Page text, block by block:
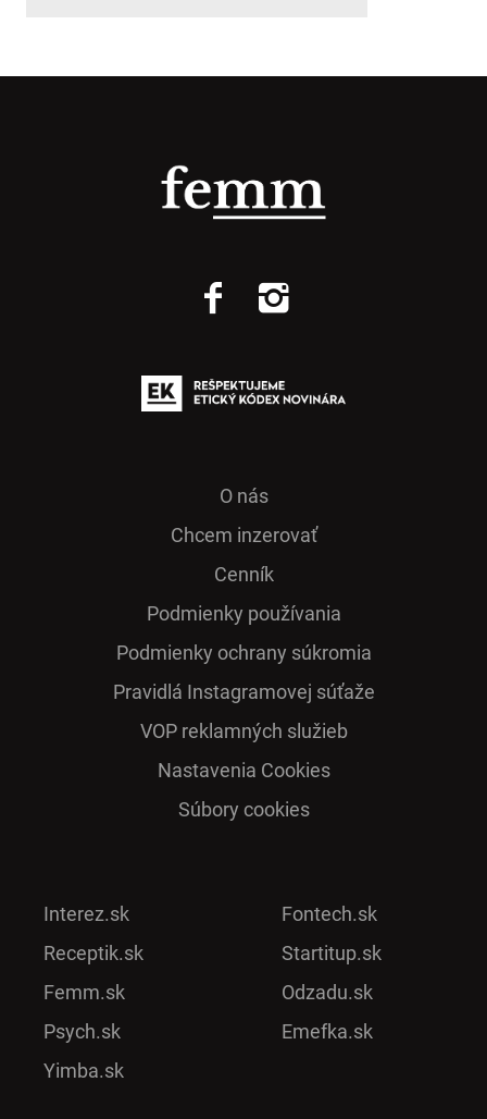
O nás
Chcem inzerovať
Cenník
Podmienky používania
Podmienky ochrany súkromia
Pra­vidlá Ins­ta­gra­mo­vej sú­ťaže
VOP reklamných služieb
Nastavenia Cookies
Súbory cookies
Interez.sk
Receptik.sk
Femm.sk
Psych.sk
Yimba.sk
Fontech.sk
Startitup.sk
Odzadu.sk
Emefka.sk